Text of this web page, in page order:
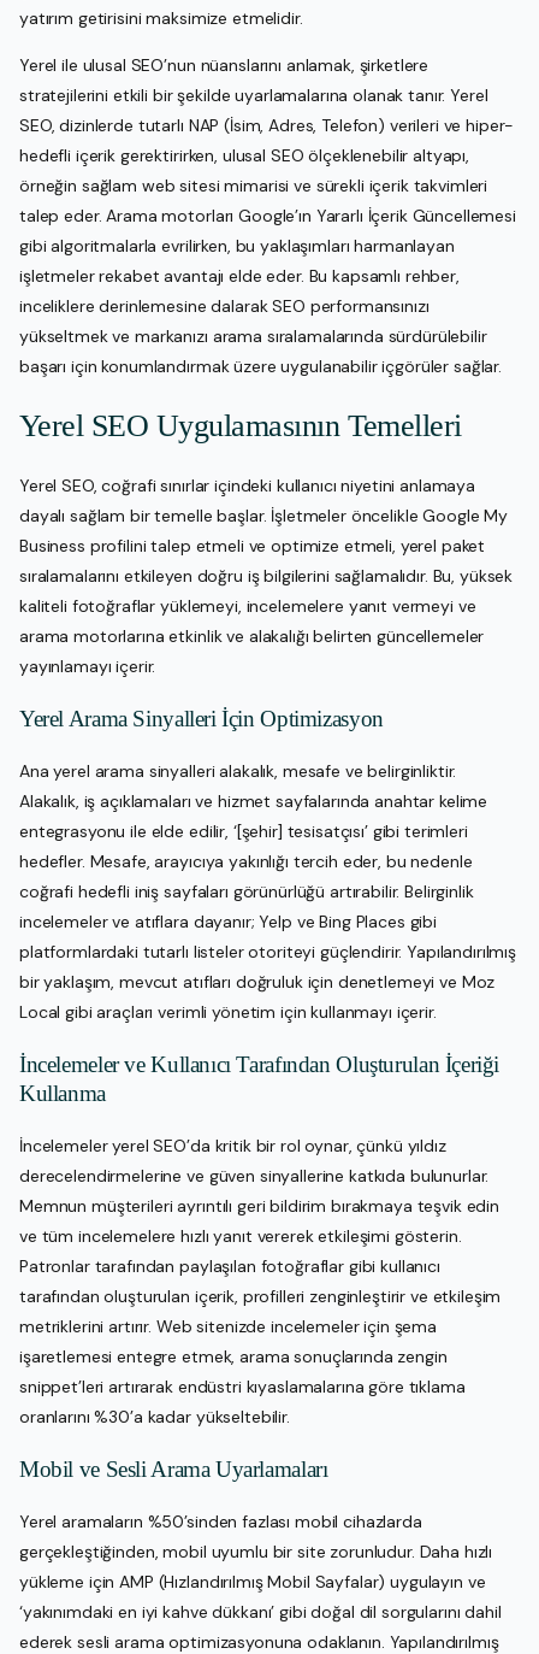
yatırım getirisini maksimize etmelidir.
Yerel ile ulusal SEO’nun nüanslarını anlamak, şirketlere
stratejilerini etkili bir şekilde uyarlamalarına olanak tanır. Yerel
SEO, dizinlerde tutarlı NAP (İsim, Adres, Telefon) verileri ve hiper-
hedefli içerik gerektirirken, ulusal SEO ölçeklenebilir altyapı,
örneğin sağlam web sitesi mimarisi ve sürekli içerik takvimleri
talep eder. Arama motorları Google’ın Yararlı İçerik Güncellemesi
gibi algoritmalarla evrilirken, bu yaklaşımları harmanlayan
işletmeler rekabet avantajı elde eder. Bu kapsamlı rehber,
inceliklere derinlemesine dalarak SEO performansınızı
yükseltmek ve markanızı arama sıralamalarında sürdürülebilir
başarı için konumlandırmak üzere uygulanabilir içgörüler sağlar.
Yerel SEO Uygulamasının Temelleri
Yerel SEO, coğrafi sınırlar içindeki kullanıcı niyetini anlamaya
dayalı sağlam bir temelle başlar. İşletmeler öncelikle Google My
Business profilini talep etmeli ve optimize etmeli, yerel paket
sıralamalarını etkileyen doğru iş bilgilerini sağlamalıdır. Bu, yüksek
kaliteli fotoğraflar yüklemeyi, incelemelere yanıt vermeyi ve
arama motorlarına etkinlik ve alakalığı belirten güncellemeler
yayınlamayı içerir.
Yerel Arama Sinyalleri İçin Optimizasyon
Ana yerel arama sinyalleri alakalık, mesafe ve belirginliktir.
Alakalık, iş açıklamaları ve hizmet sayfalarında anahtar kelime
entegrasyonu ile elde edilir, ‘[şehir] tesisatçısı’ gibi terimleri
hedefler. Mesafe, arayıcıya yakınlığı tercih eder, bu nedenle
coğrafi hedefli iniş sayfaları görünürlüğü artırabilir. Belirginlik
incelemeler ve atıflara dayanır; Yelp ve Bing Places gibi
platformlardaki tutarlı listeler otoriteyi güçlendirir. Yapılandırılmış
bir yaklaşım, mevcut atıfları doğruluk için denetlemeyi ve Moz
Local gibi araçları verimli yönetim için kullanmayı içerir.
İncelemeler ve Kullanıcı Tarafından Oluşturulan İçeriği
Kullanma
İncelemeler yerel SEO’da kritik bir rol oynar, çünkü yıldız
derecelendirmelerine ve güven sinyallerine katkıda bulunurlar.
Memnun müşterileri ayrıntılı geri bildirim bırakmaya teşvik edin
ve tüm incelemelere hızlı yanıt vererek etkileşimi gösterin.
Patronlar tarafından paylaşılan fotoğraflar gibi kullanıcı
tarafından oluşturulan içerik, profilleri zenginleştirir ve etkileşim
metriklerini artırır. Web sitenizde incelemeler için şema
işaretlemesi entegre etmek, arama sonuçlarında zengin
snippet’leri artırarak endüstri kıyaslamalarına göre tıklama
oranlarını %30’a kadar yükseltebilir.
Mobil ve Sesli Arama Uyarlamaları
Yerel aramaların %50’sinden fazlası mobil cihazlarda
gerçekleştiğinden, mobil uyumlu bir site zorunludur. Daha hızlı
yükleme için AMP (Hızlandırılmış Mobil Sayfalar) uygulayın ve
‘yakınımdaki en iyi kahve dükkanı’ gibi doğal dil sorgularını dahil
ederek sesli arama optimizasyonuna odaklanın. Yapılandırılmış